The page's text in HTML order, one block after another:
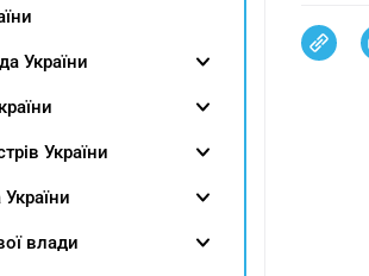
України
України
України
влади